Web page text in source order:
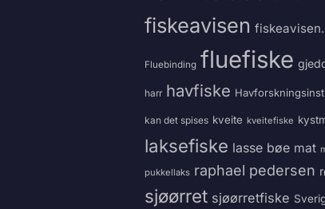
fiskeavisen
Fluebinding fluefiske
harr havfiske
kan det spises kveite kveitefiske
laksefiske lasse bøe mat
pukkellaks raphael pedersen
sjøørret sjøørretfiske